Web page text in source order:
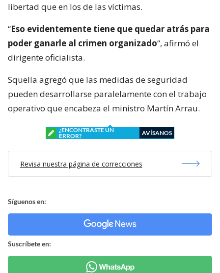
libertad que en los de las víctimas.
“Eso evidentemente tiene que quedar atrás para
poder ganarle al crimen organizado“, afirmó el
dirigente oficialista.
Squella agregó que las medidas de seguridad
pueden desarrollarse paralelamente con el trabajo
operativo que encabeza el ministro Martín Arrau.
¿ENCONTRASTE UN
ERROR?
AVÍSANOS
Revisa nuestra página de correcciones
Síguenos en:
Suscríbete en: